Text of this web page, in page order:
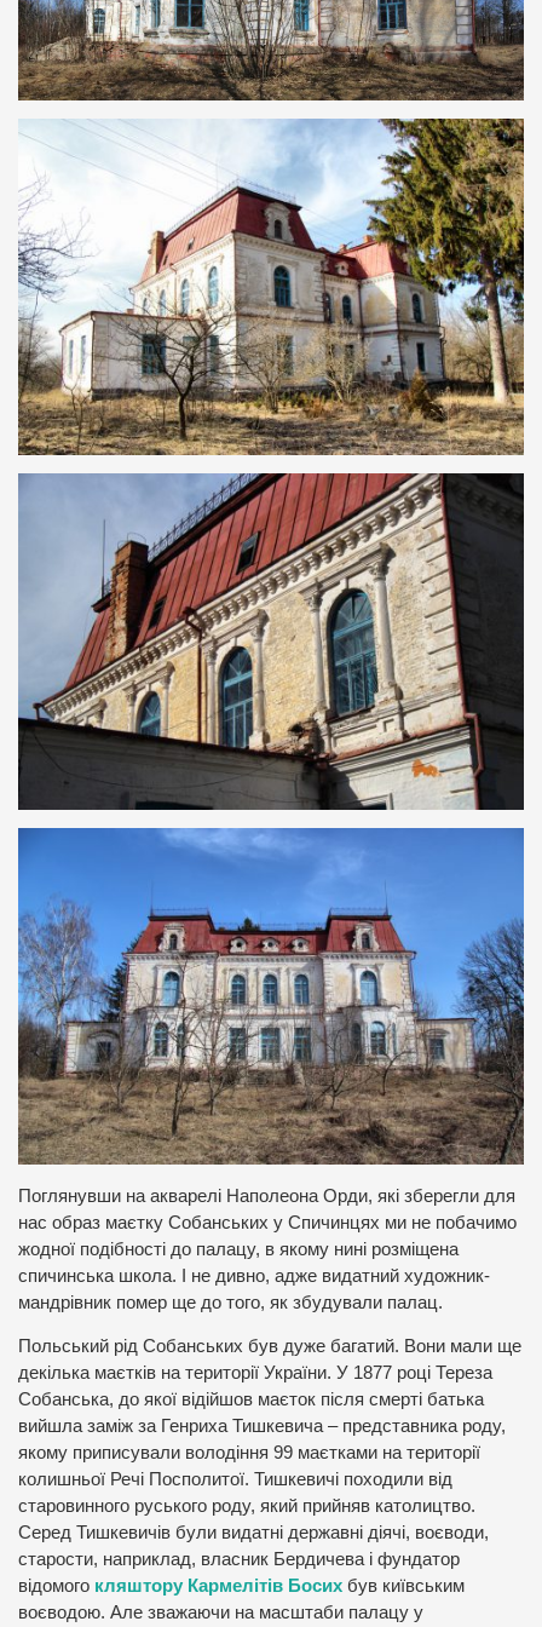
Поглянувши на акварелі Наполеона Орди, які зберегли для
нас образ маєтку Собанських у Спичинцях ми не побачимо
жодної подібності до палацу, в якому нині розміщена
спичинська школа. І не дивно, адже видатний художник-
мандрівник помер ще до того, як збудували палац.
Польський рід Собанських був дуже багатий. Вони мали ще
декілька маєтків на території України. У 1877 році Тереза
Собанська, до якої відійшов маєток після смерті батька
вийшла заміж за Генриха Тишкевича – представника роду,
якому приписували володіння 99 маєтками на території
колишньої Речі Посполитої. Тишкевичі походили від
старовинного руського роду, який прийняв католицтво.
Серед Тишкевичів були видатні державні діячі, воєводи,
старости, наприклад, власник Бердичева і фундатор
відомого кляштору Кармелітів Босих був київським
воєводою. Але зважаючи на масштаби палацу у